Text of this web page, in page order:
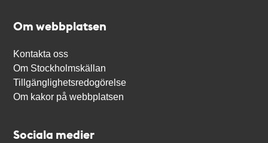
Om webbplatsen
Kontakta oss
Om Stockholmskällan
Tillgänglighetsredogörelse
Om kakor på webbplatsen
Sociala medier